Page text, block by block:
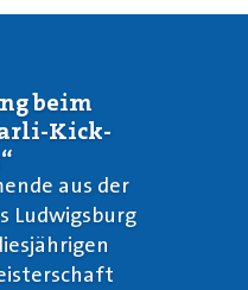
beim
Kick-
aus der
Ludwigsburg